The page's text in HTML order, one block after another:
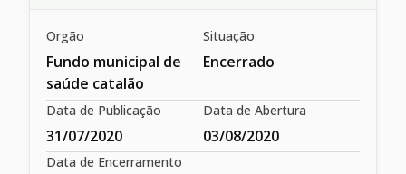
Orgão
Fundo municipal de
saúde catalão
Situação
Encerrado
Data de Publicação
31/07/2020
Data de Abertura
03/08/2020
Data de Encerramento